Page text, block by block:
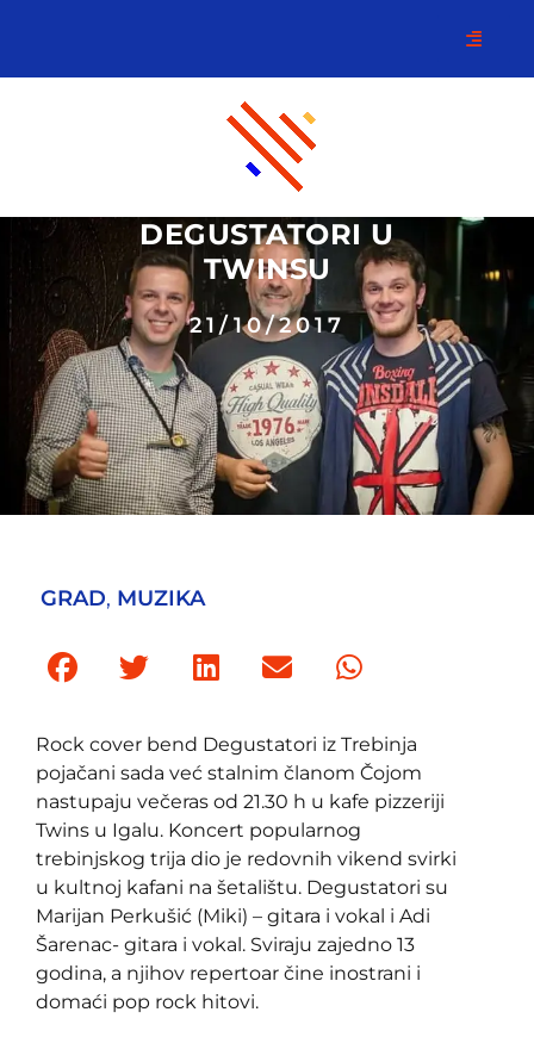
DEGUSTATORI U
TWINSU
21/10/2017
GRAD, MUZIKA
Rock cover bend Degustatori iz Trebinja
pojačani sada već stalnim članom Čojom
nastupaju večeras od 21.30 h u kafe pizzeriji
Twins u Igalu. Koncert popularnog
trebinjskog trija dio je redovnih vikend svirki
u kultnoj kafani na šetalištu. Degustatori su
Marijan Perkušić (Miki) – gitara i vokal i Adi
Šarenac- gitara i vokal. Sviraju zajedno 13
godina, a njihov repertoar čine inostrani i
domaći pop rock hitovi.